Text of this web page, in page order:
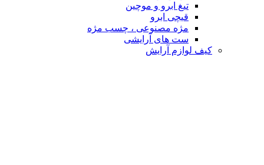
تیغ ابرو و موچین
قیچی ابرو
مژه مصنوعی ، چسب مژه
ست های آرایشی
کیف لوازم آرایش